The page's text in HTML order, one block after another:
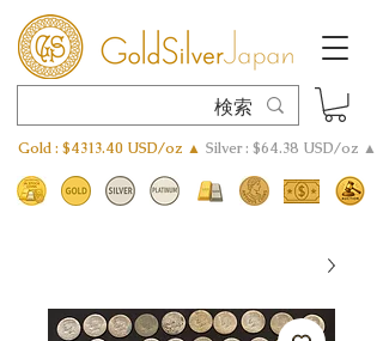
Gold : $4313.40 USD/oz ▲ Silver : $64.38 USD/oz ▲